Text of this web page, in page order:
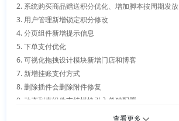
2. 系统购买商品赠送积分优化、增加脚本按周期发放
3. 用户管理新增锁定积分修改
4. 分页组件新增提示信息
5. 下单支付优化
6. 可视化拖拽设计模块新增门店和博客
7. 新增挂账支付方式
8. 删除插件会删除附件修复
9. 动态列表组件支持模块引入单独配置
查看更多